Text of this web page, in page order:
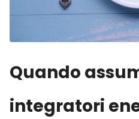
Quando
integratori